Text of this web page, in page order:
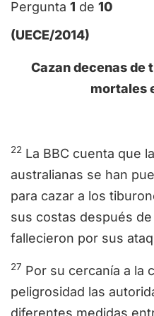
Pergunta 1 de 10
(UECE/2014)
Cazan decenas de
mortales
22 La BBC cuenta que
australianas se han
para cazar a los
sus costas después
fallecieron por sus
27 Por su cercanía a la
peligrosidad las
diferentes medidas